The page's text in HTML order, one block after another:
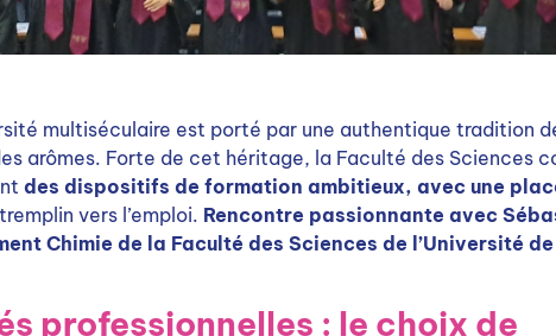
multiséculaire est porté par une authentique tradition
arômes. Forte de cet héritage, la Faculté des Sciences
des dispositifs de formation ambitieux, avec une
vers l’emploi. Rencontre passionnante avec
Chimie de la Faculté des Sciences de l’Université de
professionnelles : le choix de